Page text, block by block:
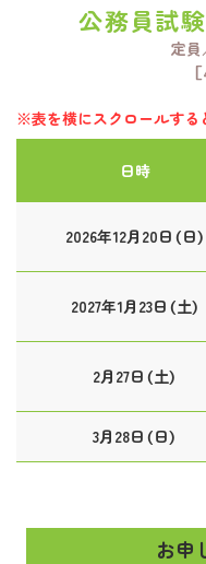
公務員試
定員
※表を横にスクロールする
日時
2026年12月20日（日）
2027年1月23日（土）
2月27日（土）
3月28日（日）
お申